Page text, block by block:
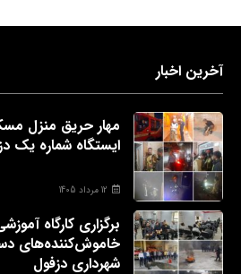
آخرین اخبار
مهار حریق منزل
ایستگاه شماره یک
12 مرداد 1405
برگزاری کارگاه
خاموش‌کننده‌های
شهرداری دزفول